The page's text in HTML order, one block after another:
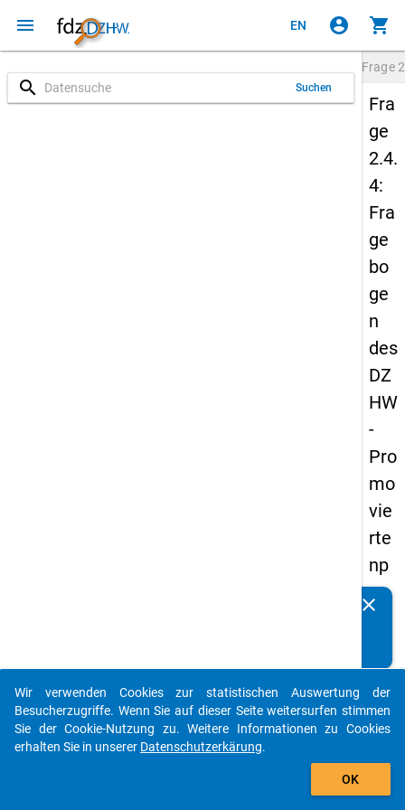
menu EN account_circle shopping_cart
search Suchen
Frage
Fra
ge
2.4.
4:
Fra
ge
bo
ge
n
des
DZ
HW
-
Pro
mo
vie
rte
np
an
14
-
fün
clear
auto_stories
add_shopping_cart
Wir verwenden Cookies zur statistischen Auswertung der
Besucherzugriffe. Wenn Sie auf dieser Seite weitersurfen stimmen
Sie der Cookie-Nutzung zu. Weitere Informationen zu Cookies
erhalten Sie in unserer Datenschutzerkärung.
OK